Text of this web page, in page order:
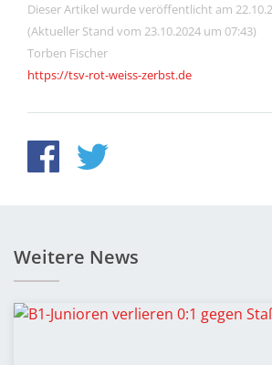
Dieser Artikel wurde veröffentlicht am
(Aktueller Stand vom 23.10.2024 um 07:43)
Torben Fischer
https://tsv-rot-weiss-zerbst.de
Weitere News